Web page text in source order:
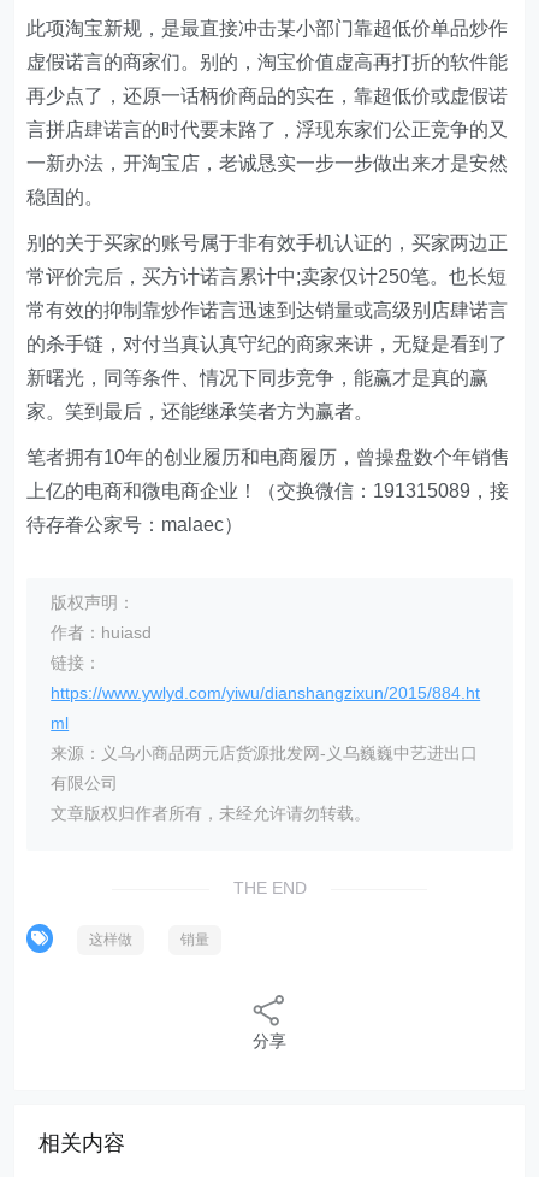
此项淘宝新规，是最直接冲击某小部门靠超低价单品炒作
虚假诺言的商家们。别的，淘宝价值虚高再打折的软件能
再少点了，还原一话柄价商品的实在，靠超低价或虚假诺
言拼店肆诺言的时代要末路了，浮现东家们公正竞争的又
一新办法，开淘宝店，老诚恳实一步一步做出来才是安然
稳固的。
别的关于买家的账号属于非有效手机认证的，买家两边正
常评价完后，买方计诺言累计中;卖家仅计250笔。也长短
常有效的抑制靠炒作诺言迅速到达销量或高级别店肆诺言
的杀手链，对付当真认真守纪的商家来讲，无疑是看到了
新曙光，同等条件、情况下同步竞争，能赢才是真的赢
家。笑到最后，还能继承笑者方为赢者。
笔者拥有10年的创业履历和电商履历，曾操盘数个年销售
上亿的电商和微电商企业！（交换微信：191315089，接
待存眷公家号：malaec）
版权声明：
作者：huiasd
链接：
https://www.ywlyd.com/yiwu/dianshangzixun/2015/884.ht
ml
来源：义乌小商品两元店货源批发网-义乌巍巍中艺进出口
有限公司
文章版权归作者所有，未经允许请勿转载。
THE END
这样做 销量
分享
相关内容